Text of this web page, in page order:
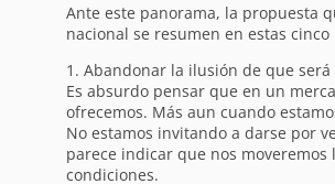
Ante este panorama, la propuesta
nacional se resumen en estas
1. Abandonar la ilusión de que
Es absurdo pensar que en un
ofrecemos. Más aun cuando
No estamos invitando a darse por
parece indicar que nos
condiciones.